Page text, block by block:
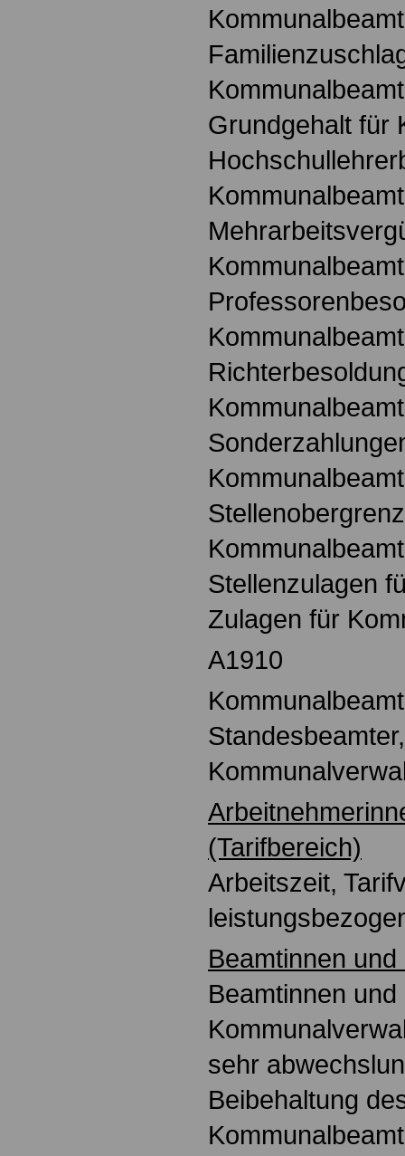
Grundgehalt für
Stellenzulagen
Zulagen für
A1910
(Tarifbereich)
Arbeitszeit,
Beamtinnen
Beamtinnen
sehr
Beibehaltung